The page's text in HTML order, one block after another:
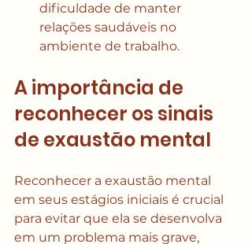
dificuldade de manter
relações saudáveis no
ambiente de trabalho.
A importância de
reconhecer os sinais
de exaustão mental
Reconhecer a exaustão mental
em seus estágios iniciais é crucial
para evitar que ela se desenvolva
em um problema mais grave,